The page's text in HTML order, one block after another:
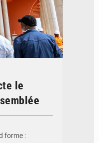
le
forme :